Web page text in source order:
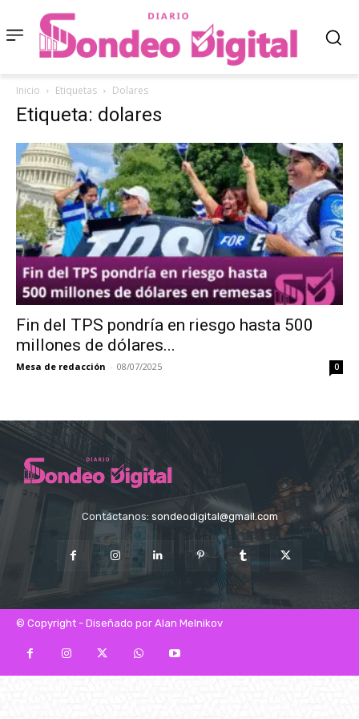
Inicio Etiquetas Dolares
Etiqueta: dolares
Fin del TPS pondría en riesgo hasta 500
millones de dólares...
Mesa de redacción - 08/07/2025 0
Contáctanos: sondeodigital@gmail.com
© Copyright - Diseñado por Alan Melnikov